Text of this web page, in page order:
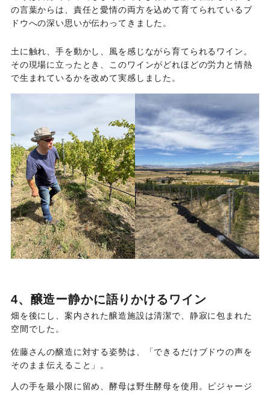
の言葉からは、責任と愛情の両方を込めて育てられているブ
ドウへの深い思いが伝わってきました。
土に触れ、手を動かし、風を感じながら育てられるワイン。
その現場に立ったとき、このワインがどれほどの労力と情熱
で生まれているかを改めて実感しました。
4、醸造ー静かに語りかけるワイン
畑を後にし、案内された醸造施設は清潔で、静寂に包まれた
空間でした。
佐藤さんの醸造に対する姿勢は、「できるだけブドウの声を
そのまま伝えること」。
人の手を最小限に留め、酵母は野生酵母を使用。ピジャージ